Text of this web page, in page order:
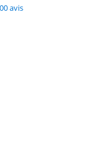
avis